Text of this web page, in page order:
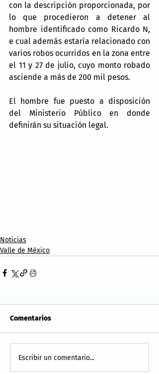
con la descripción proporcionada, por
lo que procedieron a detener al
hombre identificado como Ricardo N,
e cual además estaría relacionado con
varios robos ocurridos en la zona entre
el 11 y 27 de julio, cuyo monto robado
asciende a más de 200 mil pesos.
El hombre fue puesto a disposición
del Ministerio Público en donde
definirán su situación legal.
Noticias
Valle de México
Comentarios
Escribir un comentario...